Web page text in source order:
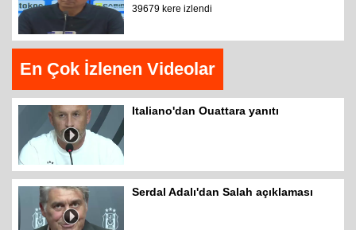
39679 kere izlendi
En Çok İzlenen Videolar
Italiano'dan Ouattara yanıtı
Serdal Adalı'dan Salah açıklaması